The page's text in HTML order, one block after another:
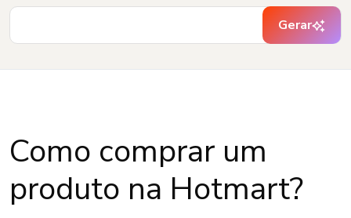
Gerar
Como comprar um
produto na Hotmart?